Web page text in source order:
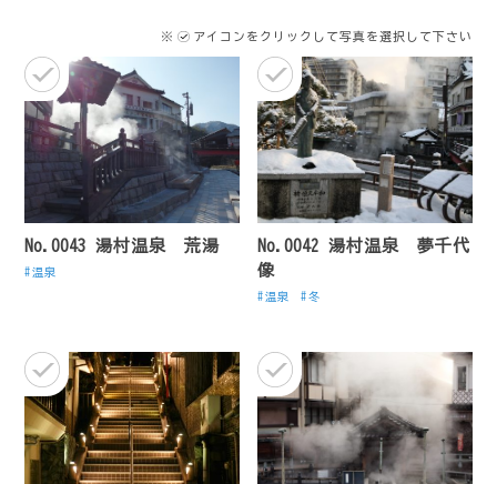
※ アイコンをクリックして写真を選択して下さい
No.0043 湯村温泉 荒湯
温泉
No.0042 湯村温泉 夢千代
像
温泉 冬